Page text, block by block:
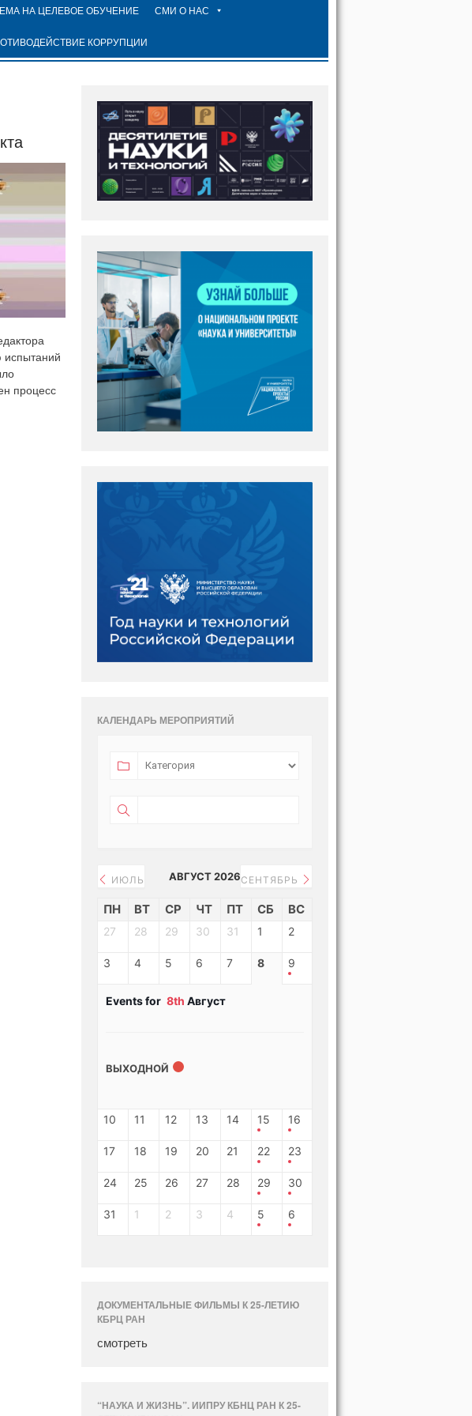
НА ЦЕЛЕВОЕ ОБУЧЕНИЕ СМИ О НАС
КОРРУПЦИИ
испытаний
процесс
КАЛЕНДАРЬ МЕРОПРИЯТИЙ
ИЮЛЬ АВГУСТ 2026СЕНТЯБРЬ
ПН ВТ СР ЧТ ПТ СБ ВС
27 28 29 30 31 1 2
3 4 5 6 7 8 9
Events for 8th Август
ВЫХОДНОЙ
10 11 12 13 14 15 16
17 18 19 20 21 22 23
24 25 26 27 28 29 30
31 1 2 3 4 5 6
ДОКУМЕНТАЛЬНЫЕ ФИЛЬМЫ К 25-ЛЕТИЮ
КБРЦ РАН
смотреть
“НАУКА И ЖИЗНЬ”. ИИПРУ КБНЦ РАН К 25-